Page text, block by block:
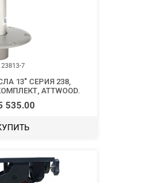
23813-7
13″ СЕРИЯ 238,
ATTWOOD.
535.00